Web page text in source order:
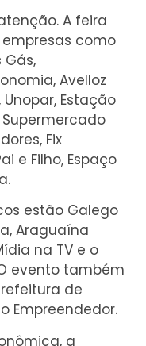
A feira
como
Gás,
Avelloz
Unopar, Estação
Supermercado
Fix
e Filho, Espaço
estão Galego
Araguaína
na TV e o
evento também
de
Empreendedor.
a